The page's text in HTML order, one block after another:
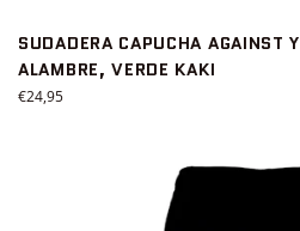
SUDADERA CAPUCHA AGAINST
ALAMBRE, VERDE KAKI
Precio
€24,95